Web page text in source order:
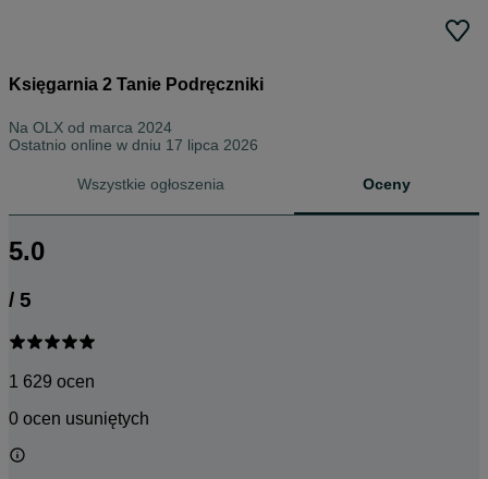
Księgarnia 2 Tanie Podręczniki
Na OLX od marca 2024
Ostatnio online w dniu 17 lipca 2026
Wszystkie ogłoszenia Oceny
5.0
/ 5
1 629 ocen
0 ocen usuniętych